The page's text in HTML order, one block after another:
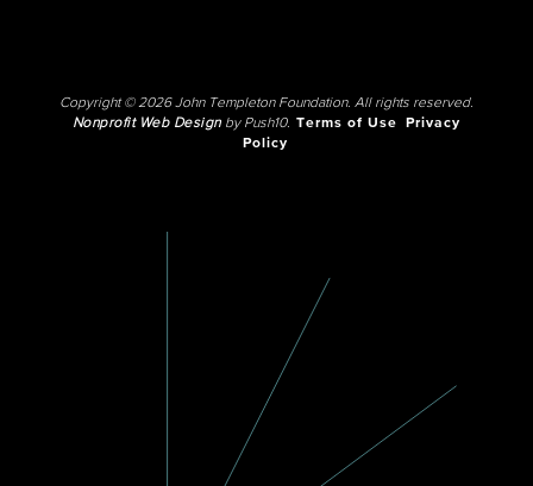
Copyright © 2026 John Templeton Foundation. All rights reserved.
Nonprofit Web Designby Push10. Terms of Use
Privacy
Policy